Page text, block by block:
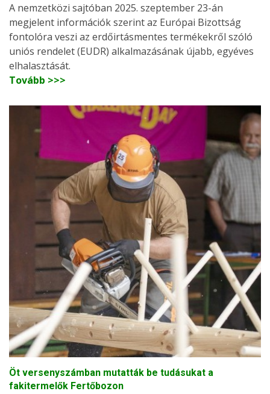
A nemzetközi sajtóban 2025. szeptember 23-án
megjelent információk szerint az Európai Bizottság
fontolóra veszi az erdőirtásmentes termékekről szóló
uniós rendelet (EUDR) alkalmazásának újabb, egyéves
elhalasztását.
Tovább >>>
Öt versenyszámban mutatták be tudásukat a
fakitermelők Fertőbozon